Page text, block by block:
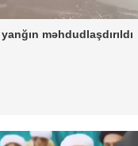
məhdudlaşdırıldı